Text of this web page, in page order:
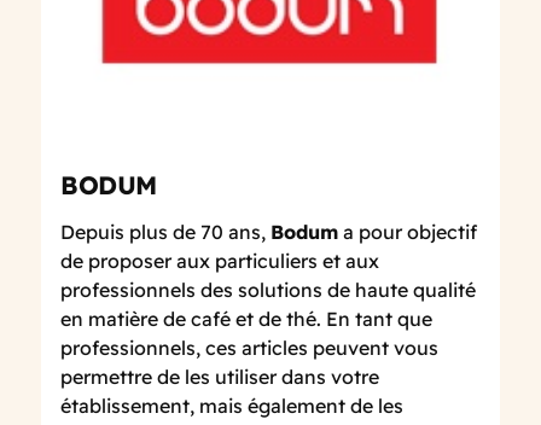
BODUM
Depuis plus de 70 ans, Bodum a pour objectif
de proposer aux particuliers et aux
professionnels des solutions de haute qualité
en matière de café et de thé. En tant que
professionnels, ces articles peuvent vous
permettre de les utiliser dans votre
établissement, mais également de les